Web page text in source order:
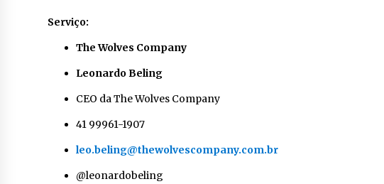
Serviço:
The Wolves Company
Leonardo Beling
CEO da The Wolves Company
41 99961-1907
leo.beling@thewolvescompany.com.br
@leonardobeling